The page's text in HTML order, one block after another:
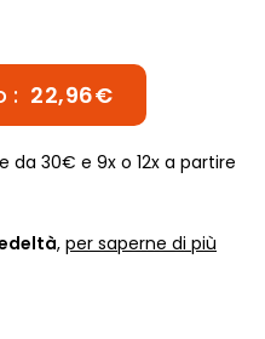
: 22,96€
30€ e 9x o 12x a partire
, per saperne di più